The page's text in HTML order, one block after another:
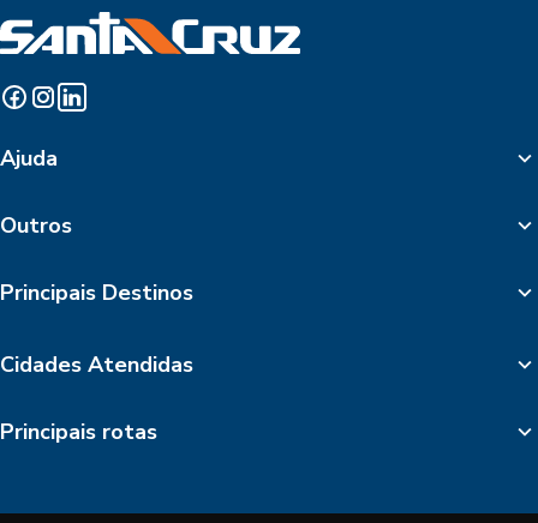
Ajuda
Outros
Principais Destinos
Cidades Atendidas
Principais rotas